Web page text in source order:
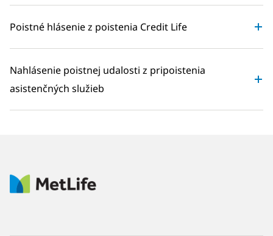
Poistné hlásenie z poistenia Credit Life
Nahlásenie poistnej udalosti z pripoistenia
asistenčných služieb